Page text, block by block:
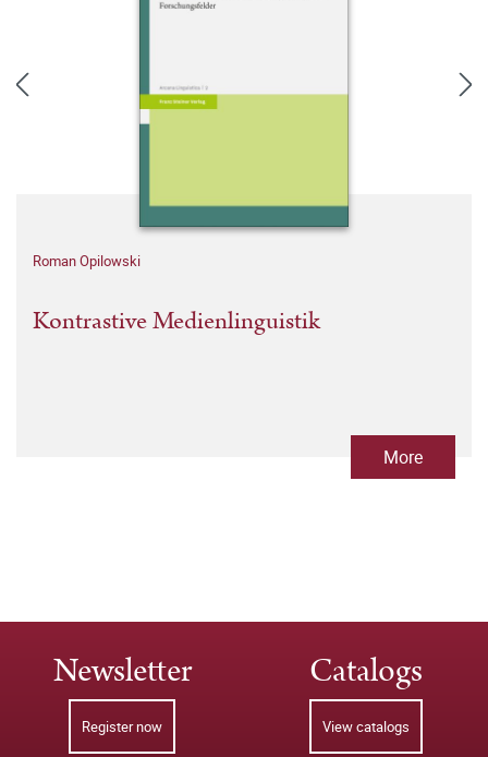
Roman Opilowski
Kontrastive Medienlinguistik
More
Newsletter
Register now
Catalogs
View catalogs